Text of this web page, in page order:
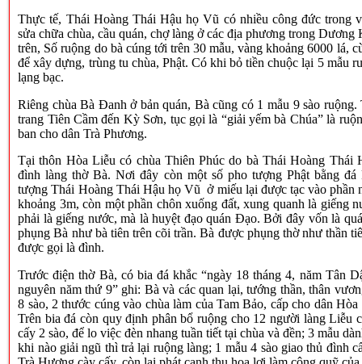
Thực tế, Thái Hoàng Thái Hậu họ Vũ có nhiều công đức trong
sửa chữa chùa, cầu quán, chợ làng ở các địa phương trong
trên, Số ruộng do bà cúng tới trên 30 mẫu, vàng khoảng 6000 lá,
để xây dựng, trùng tu chùa, Phật. Có khi bỏ tiền chuộc lại 5 mẫu
lạng bạc.
Riêng chùa Bà Đanh ở bản quán, Bà cũng có 1 mẫu 9 sào
trang Tiên Cầm đến Kỳ Sơn, tục gọi là “giải yếm bà Chúa” là
ban cho dân Trà Phương.
Tại thôn Hòa Liễu có chùa Thiên Phúc do bà Thái Hoàng Thái
đình làng thờ Bà. Nơi đây còn một số pho tượng Phật bằng đá
tượng Thái Hoàng Thái Hậu họ Vũ ở miếu lại được tạc vào phần
khoảng 3m, còn một phần chôn xuống đất, xung quanh là giếng
phải là giếng nước, mà là huyệt đạo quán Đạo. Bởi đây vốn là
phụng Bà như bà tiên trên cõi trần. Bà được phụng thờ như thần
được gọi là đình.
Trước điện thờ Bà, có bia đá khắc “ngày 18 tháng 4, năm Tân
nguyên năm thứ 9” ghi: Bà và các quan lại, tướng thần, thân
8 sào, 2 thước cúng vào chùa làm của Tam Bảo, cấp cho dân
Trên bia đá còn quy định phân bổ ruộng cho 12 người làng Liễu
cấy 2 sào, để lo việc đèn nhang tuần tiết tại chùa và đền; 3 mẫu
khi nào giải ngũ thì trả lại ruộng làng; 1 mẫu 4 sào giao thủ đình